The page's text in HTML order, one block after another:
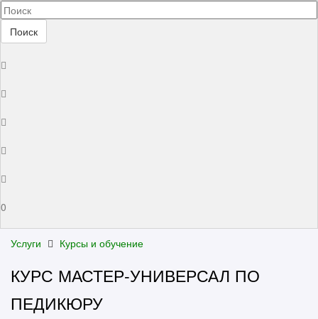
Поиск
0
Услуги Курсы и обучение
КУРС МАСТЕР-УНИВЕРСАЛ ПО
ПЕДИКЮРУ